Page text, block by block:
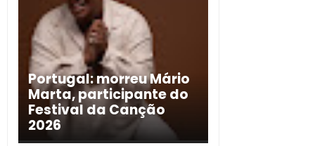
Portugal: morreu Mário
Marta, participante do
Festival da Canção
2026